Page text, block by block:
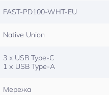
FAST-PD100-WHT-EU
Native Union
3 x USB Type-C
1 х USB Type-A
Мережа